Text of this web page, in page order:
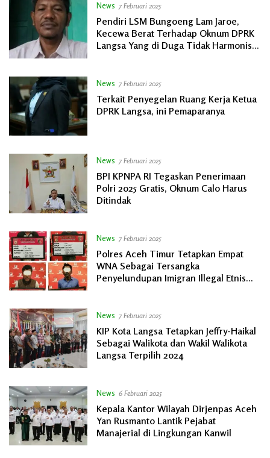
News 7 Februari 2025
Pendiri LSM Bungoeng Lam Jaroe,
Kecewa Berat Terhadap Oknum DPRK
Langsa Yang di Duga Tidak Harmonis
News 7 Februari 2025
Terkait Penyegelan Ruang Kerja Ketua
DPRK Langsa, ini Pemaparanya
News 7 Februari 2025
BPI KPNPA RI Tegaskan Penerimaan
Polri 2025 Gratis, Oknum Calo Harus
Ditindak
News 7 Februari 2025
Polres Aceh Timur Tetapkan Empat
WNA Sebagai Tersangka
Penyelundupan Imigran Illegal Etnis
News 7 Februari 2025
KIP Kota Langsa Tetapkan Jeffry-Haikal
Sebagai Walikota dan Wakil Walikota
Langsa Terpilih 2024
News 6 Februari 2025
Kepala Kantor Wilayah Dirjenpas Aceh
Yan Rusmanto Lantik Pejabat
Manajerial di Lingkungan Kanwil